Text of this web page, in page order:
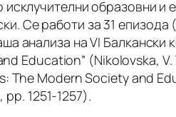
образовни и
Се работи за 31 епизода
анализа на VI
Education” (Nikolovska, V.
The Modern Society and
pp. 1251-1257).